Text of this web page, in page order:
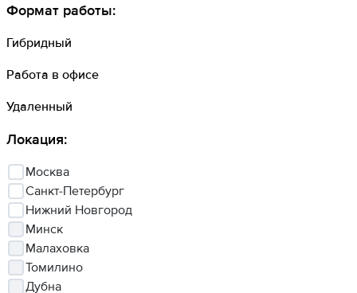
Формат работы:
Гибридный
Работа в офисе
Удаленный
Локация:
Москва
Санкт-Петербург
Нижний Новгород
Минск
Малаховка
Томилино
Дубна